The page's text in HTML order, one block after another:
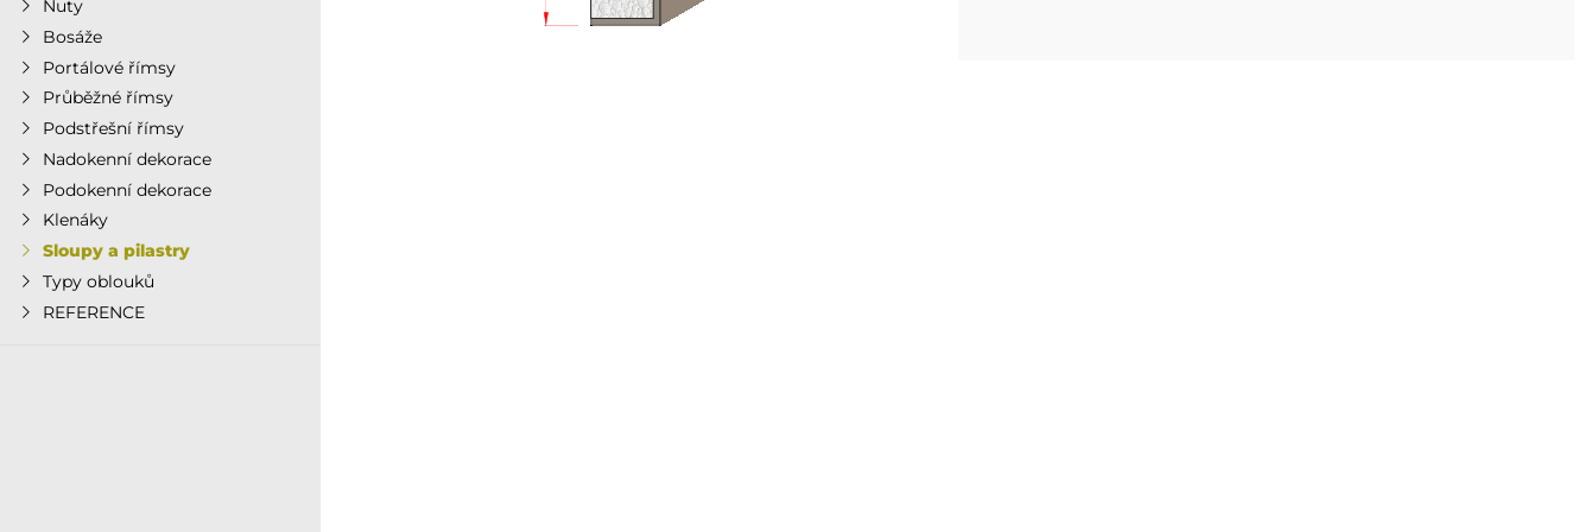
Nuty
Bosáže
Portálové římsy
Průběžné římsy
Podstřešní římsy
Nadokenní dekorace
Podokenní dekorace
Klenáky
Sloupy a pilastry
Typy oblouků
REFERENCE